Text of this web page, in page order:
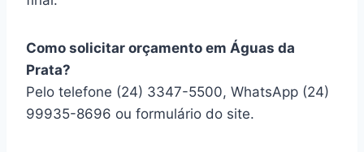
Como solicitar orçamento em Águas da
Prata?
Pelo telefone (24) 3347-5500, WhatsApp (24)
99935-8696 ou formulário do site.